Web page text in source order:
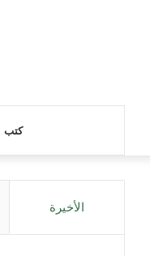
كتب
الأخيرة